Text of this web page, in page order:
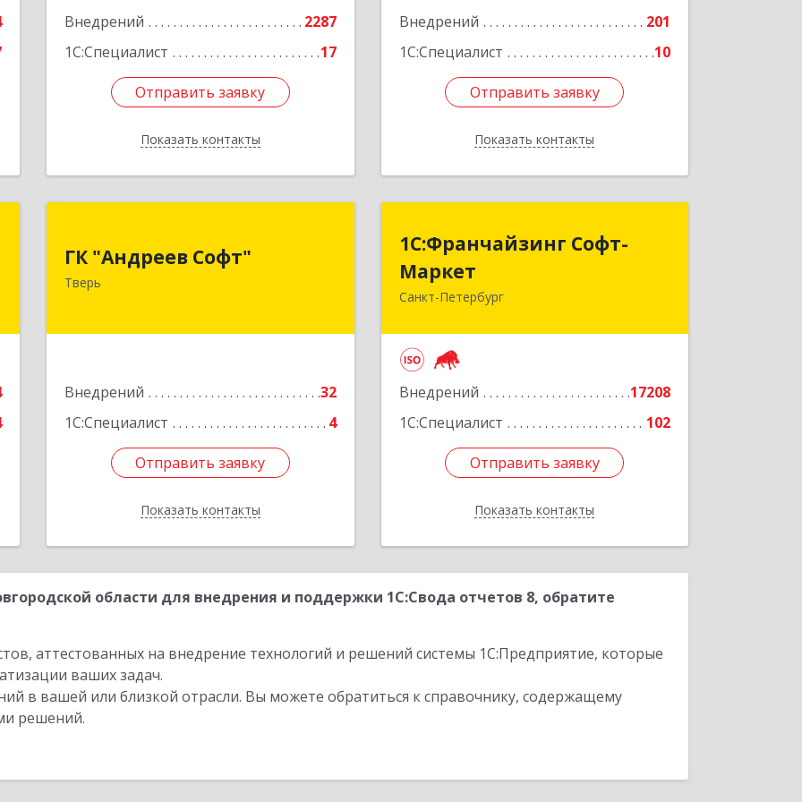
Внедрений
2287
1С:Специалист
17
Отправить заявку
Показать контакты
Отправить заявку
Назад
Внедрений
201
1С:Специалист
10
Отправить заявку
Показать контакты
Отправить заявку
Назад
ГК "Андреев Софт"
Тверь
Внедрений
32
1С:Специалист
4
Отправить заявку
Показать контакты
170000, Тверская обл, Тверь г,
Новоторжская ул, дом № 21, корпус 1
Подробнее
Отправить заявку
Назад
1С:Франчайзинг Софт-
Маркет
Санкт-Петербург
Внедрений
17208
1С:Специалист
102
Отправить заявку
Показать контакты
1С:Франчайзинг Софт-
Маркет
Санкт-Петербург г, Суворовский
Отправить заявку
Назад
области для внедрения и поддержки 1С:Свода отчетов 8, обратите
аттестованных на внедрение технологий и решений системы 1С:Предприятие, которые
ваших задач.
в вашей или близкой отрасли. Вы можете обратиться к справочнику, содержащему
решений.